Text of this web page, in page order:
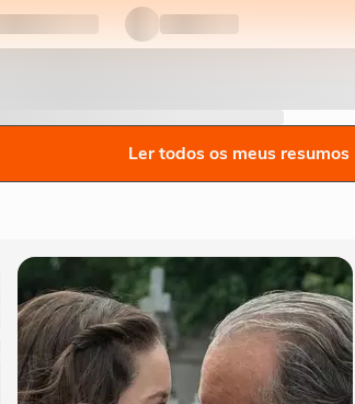
Ler todos os meus resumos